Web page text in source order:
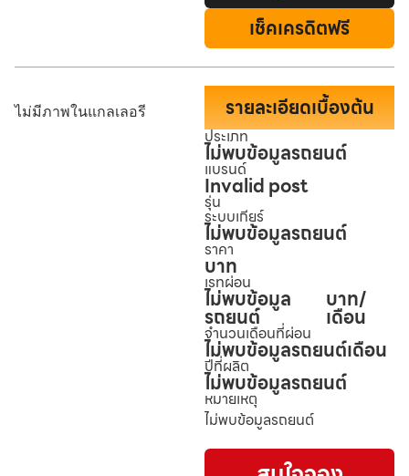
เช็คเครดิตฟรี
ไม่มีภาพในแกลเลอรี รายละเอียดเบื้องต้น
ประเภท
ไม่พบข้อมูลรถยนต์
แบรนด์
Invalid post
รุ่น
ระบบเกียร์
ไม่พบข้อมูลรถยนต์
ราคา
บาท
เรทผ่อน
ไม่พบข้อมูล
รถยนต์
บาท/
เดือน
จำนวนเดือนที่ผ่อน
ไม่พบข้อมูลรถยนต์เดือน
ปีที่ผลิต
ไม่พบข้อมูลรถยนต์
หมายเหตุ
ไม่พบข้อมูลรถยนต์